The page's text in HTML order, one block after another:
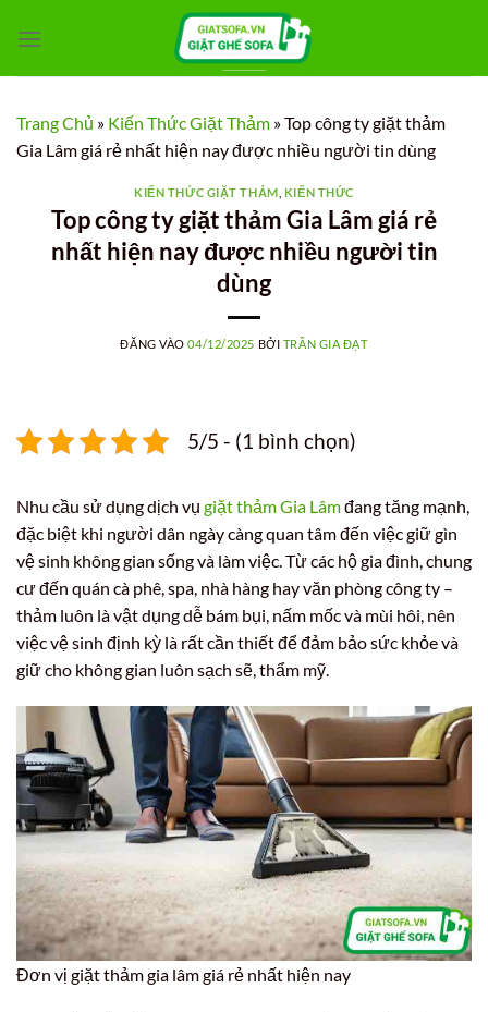
qua
Trang Chủ » Kiến Thức Giặt Thảm »Top công ty giặt thảm
Gia Lâm giá rẻ nhất hiện nay được nhiều người tin dùng
KIẾN THỨC GIẶT THẢM KIẾN THỨC
Top công ty giặt thảm Gia Lâm giá rẻ
nhất hiện nay được nhiều người tin
dùng
ĐĂNG VÀO04/12/2025 BỞI TRẦN GIA ĐẠT
5/5 - (1 bình chọn)
Nhu cầu sử dụng dịch vụ giặt thảm Gia Lâmđang tăng mạnh,
đặc biệt khi người dân ngày càng quan tâm đến việc giữ gìn
vệ sinh không gian sống và làm việc. Từ các hộ gia đình, chung
cư đến quán cà phê, spa, nhà hàng hay văn phòng công ty –
thảm luôn là vật dụng dễ bám bụi, nấm mốc và mùi hôi, nên
việc vệ sinh định kỳ là rất cần thiết để đảm bảo sức khỏe và
giữ cho không gian luôn sạch sẽ, thẩm mỹ.
Đơn vị giặt thảm gia lâm giá rẻ nhất hiện nay